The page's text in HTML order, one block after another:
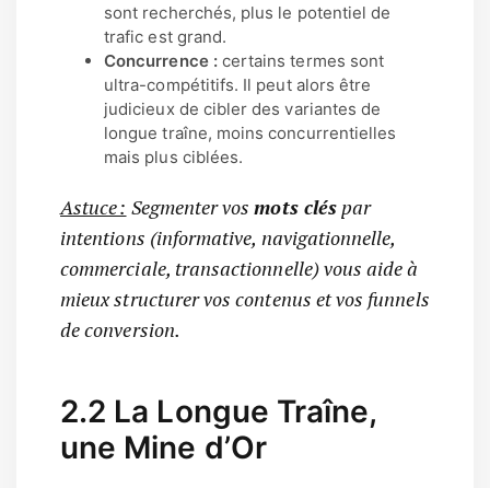
sont recherchés, plus le potentiel de
trafic est grand.
Concurrence :certains termes sont
ultra-compétitifs. Il peut alors être
judicieux de cibler des variantes de
longue traîne, moins concurrentielles
mais plus ciblées.
Astuce : Segmenter vosmots cléspar
intentions (informative, navigationnelle,
commerciale, transactionnelle) vous aide à
mieux structurer vos contenus et vos funnels
de conversion.
2.2 La Longue Traîne,
une Mine d’Or